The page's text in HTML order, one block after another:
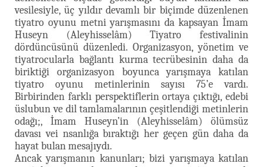
vesilesiyle, üç yıldır devamlı bir biçimde düzenlenen
tiyatro oyunu metni yarışmasını da kapsayan İmam
Huseyn (Aleyhisselâm) Tiyatro festivalinin
dördüncüsünü düzenledi. Organizasyon, yönetim ve
tiyatrocularla bağlantı kurma tecrübesinin daha da
biriktiği organizasyon boyunca yarışmaya katılan
tiyatro oyunu metinlerinin sayısı 75’e vardı.
Birbirinden farklı perspektiflerin ortaya çıktığı, edebi
üslubun ve dil tamlamalarının çeşitlendiği metinlerin
odağı;, İmam Huseyn’in (Aleyhisselâm) ölümsüz
davası vei nsanlığa bıraktığı her geçen gün daha da
hayat bulan mesajıydı.
Ancak yarışmanın kanunları; bizi yarışmaya katılan